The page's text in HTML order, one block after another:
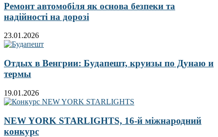
Ремонт автомобіля як основа безпеки та
надійності на дорозі
23.01.2026
Отдых в Венгрии: Будапешт, круизы по Дунаю и
термы
19.01.2026
NEW YORK STARLIGHTS, 16-й міжнародний
конкурс